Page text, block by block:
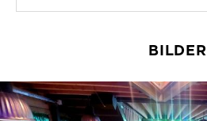
BILDER